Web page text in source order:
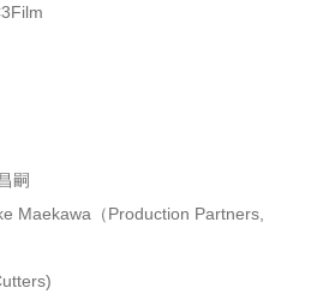
嗣
Maekawa（Production Partners,